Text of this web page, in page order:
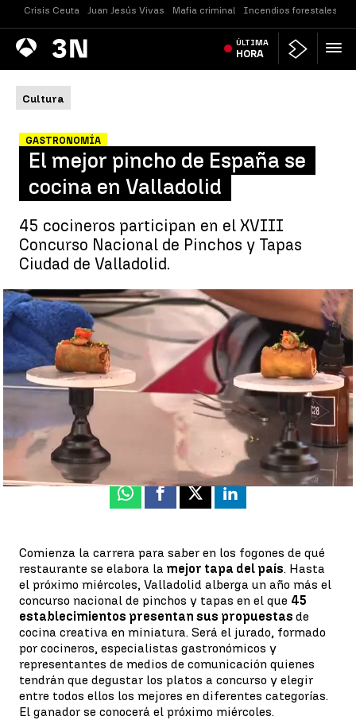
Crisis Ceuta Juan Jesús Vivas Mafia criminal Incendios forestales
Antena
3 Noticias ÚLTIMA
HORA
Cultura
GASTRONOMÍA
El mejor pincho de España se
cocina en Valladolid
45 cocineros participan en el XVIII
Concurso Nacional de Pinchos y Tapas
Ciudad de Valladolid.
El mejor pincho de España se cocina en Valladolid |El mejor
pincho de España se cocina en Valladolid
Jesús De La Torre Valladolid
Publicado: 08 de noviembre de 2022, 14:11
Whatsapp
Facebook
X Linkedin
Comienza la carrera para saber en los fogones de qué
restaurante se elabora la mejor tapa del país. Hasta
el próximo miércoles, Valladolid alberga un año más el
concurso nacional de pinchos y tapas en el que 45
establecimientos presentan sus propuestas de
cocina creativa en miniatura. Será el jurado, formado
por cocineros, especialistas gastronómicos y
representantes de medios de comunicación quienes
tendrán que degustar los platos a concurso y elegir
entre todos ellos los mejores en diferentes categorías.
El ganador se conocerá el próximo miércoles.